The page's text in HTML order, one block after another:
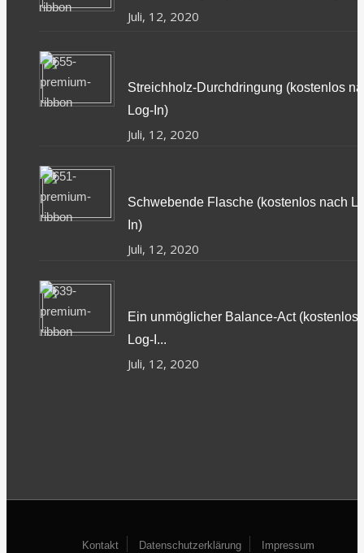
Juli, 12, 2020
Streichholz-Durchdringung (kostenlos
Log-In)
Juli, 12, 2020
Schwebende Flasche (kostenlos nach
In)
Juli, 12, 2020
Ein unmöglicher Balance-Act (kostenlos
Log-I...
Juli, 12, 2020
Kontakt Datenschutzerklärung Impressum